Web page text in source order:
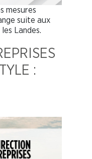
mesures
suite aux
Landes.
: